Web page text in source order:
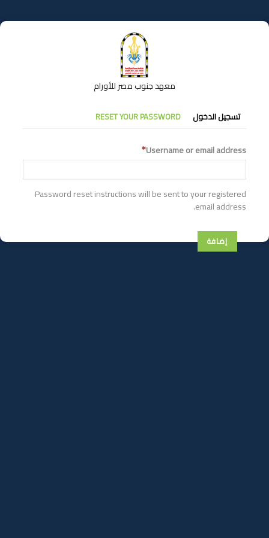
إلى
المحتوى
معهد جنوب مصر للأورام
التبويبات
الأساسية
تسجيل الدخول RESET YOUR PASSWORD
Username or email address
Password reset instructions will be sent to your registered
email address.